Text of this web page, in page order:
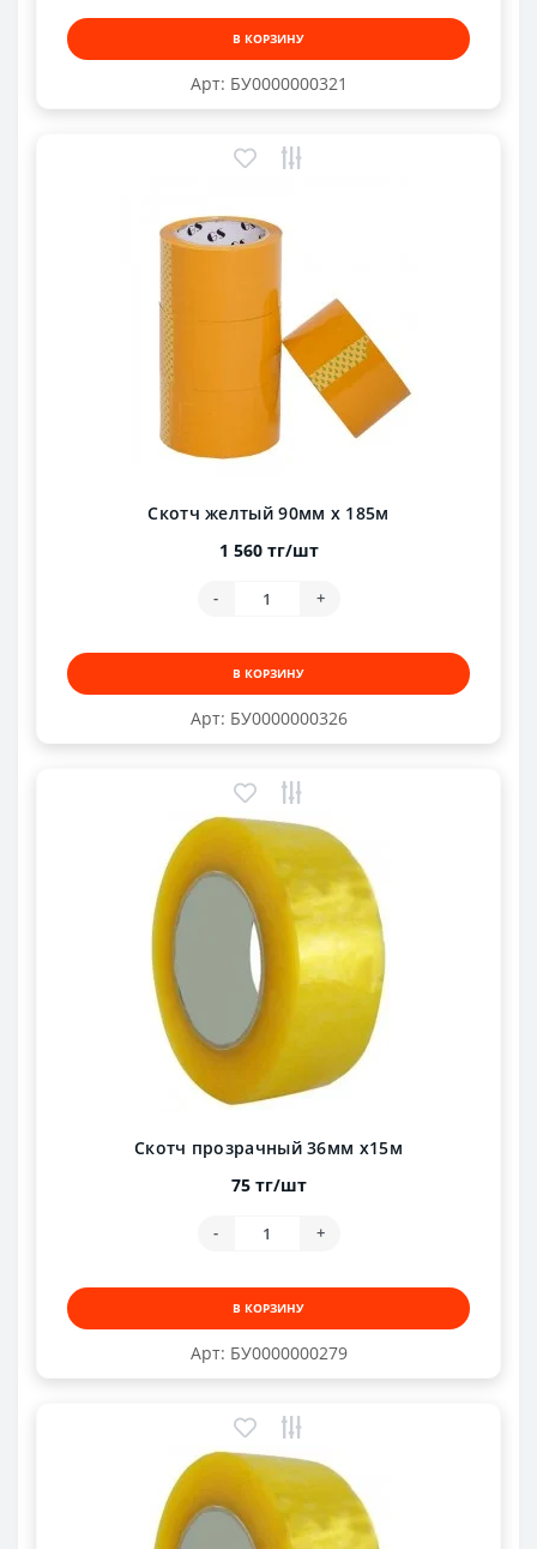
Арт: БУ0000000321
В КОРЗИНУ
Арт: БУ0000000326
Скотч желтый 90мм х 185м
1 560 тг/шт
- +
В КОРЗИНУ
Арт: БУ0000000279
Скотч прозрачный 36мм х15м
75 тг/шт
- +
В КОРЗИНУ